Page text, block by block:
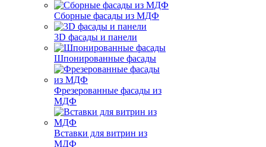
Сборные фасады из МДФ
3D фасады и панели
Шпонированные фасады
Фрезерованные фасады из
МДФ
Вставки для витрин из
МДФ